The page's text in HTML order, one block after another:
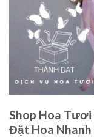
Shop Hoa Tươi
Đặt Hoa